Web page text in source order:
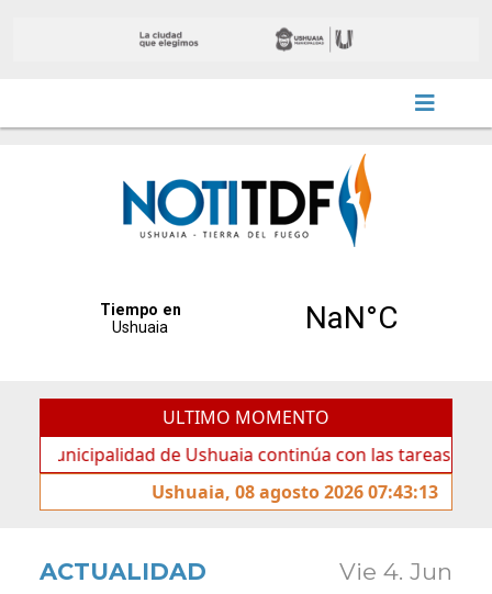
ULTIMO MOMENTO
de Ushuaia continúa con las tareas de
Ushuaia, 08 agosto 2026 07:43:13
ACTUALIDAD Vie 4. Jun